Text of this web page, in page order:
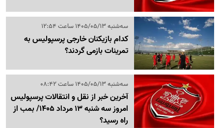
سه‌شنبه 1405/05/13 ساعت 12:54
کدام بازیکنان خارجی پرسپولیس به
تمرینات بازمی گردند؟
سه‌شنبه 1405/05/13 ساعت 08:42
آخرین خبر از نقل و انتقالات پرسپولیس
امروز سه شنبه 13 مرداد 1405/ بمب از
راه رسید؟